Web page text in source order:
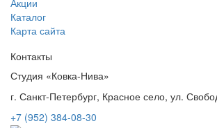
Акции
Каталог
Карта сайта
Контакты
Студия «Ковка-Нива»
г. Санкт-Петербург, Красное село, ул.
+7 (952) 384-08-30